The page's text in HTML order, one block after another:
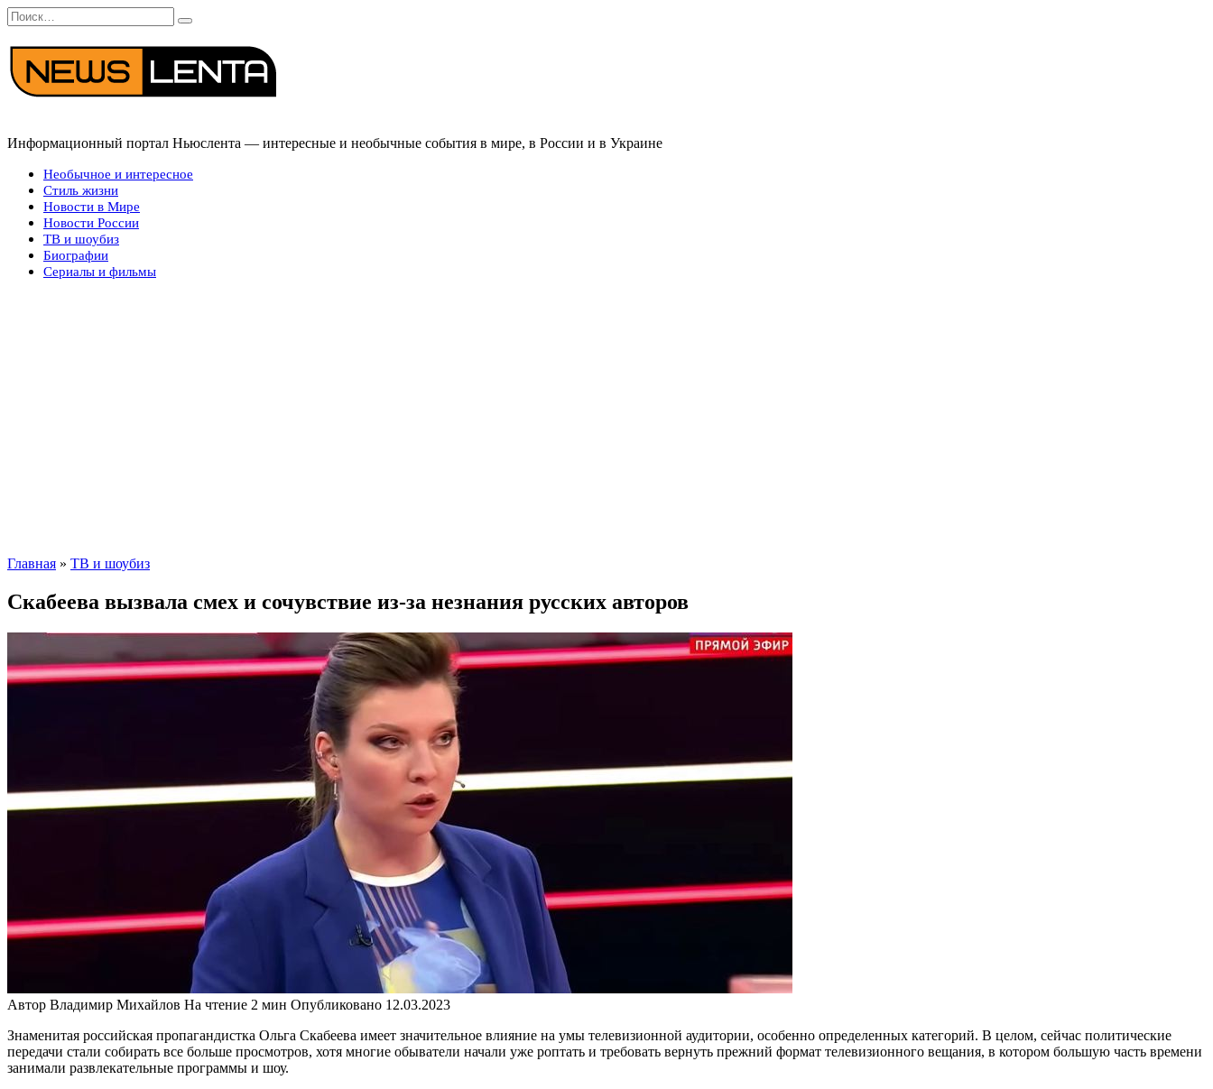
Перейти
к
содержанию
Search
for:
Информационный портал Ньюслента — интересные и необычные события в мире, в России и в Украине
Необычное и интересное
Стиль жизни
Новости в Мире
Новости России
ТВ и шоубиз
Биографии
Сериалы и фильмы
Главная » ТВ и шоубиз
Скабеева вызвала смех и сочувствие из-за незнания русских авторов
Автор Владимир Михайлов На чтение 2 мин Опубликовано 12.03.2023
Знаменитая российская пропагандистка Ольга Скабеева имеет значительное влияние на умы телевизионной аудитории, особенно определенных категорий. В целом, сейчас политические
передачи стали собирать все больше просмотров, хотя многие обыватели начали уже роптать и требовать вернуть прежний формат телевизионного вещания, в котором большую часть времени
занимали развлекательные программы и шоу.